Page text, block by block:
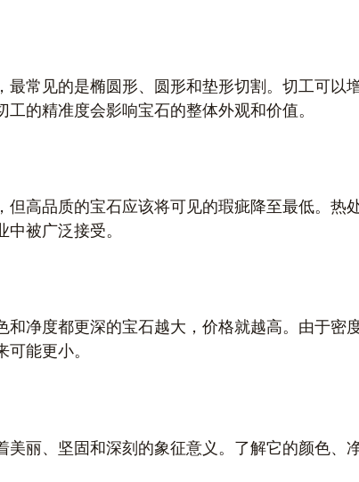
最常见的是椭圆形、圆形和垫形切割。切工可以
的精准度会影响宝石的整体外观和价值。
但高品质的宝石应该将可见的瑕疵降至最低。热
被广泛接受。
和净度都更深的宝石越大，价格就越高。由于密
能更小。
美丽、坚固和深刻的象征意义。了解它的颜色、